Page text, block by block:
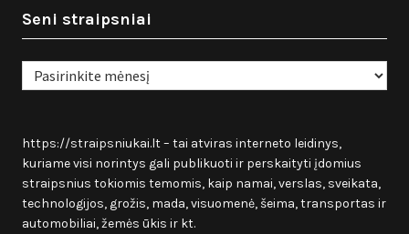
Seni straipsniai
Seni
straipsniai
https://straipsniukai.lt– tai atviras interneto leidinys,
kuriame visi norintys gali publikuoti ir perskaityti įdomius
straipsnius tokiomis temomis, kaip namai, verslas, sveikata,
technologijos, grožis, mada, visuomenė, šeima, transportas ir
automobiliai, žemės ūkis ir kt.